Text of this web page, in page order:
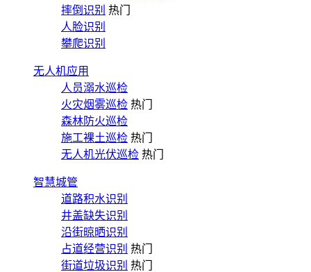
摔倒识别 热门
人脸识别
攀爬识别
无人机应用
人员溺水巡检
火灾烟雾巡检 热门
森林防火巡检
施工裸土巡检 热门
无人机光伏巡检 热门
智慧城管
道路积水识别
井盖缺失识别
沿街晾晒识别
占道经营识别 热门
街道垃圾识别 热门